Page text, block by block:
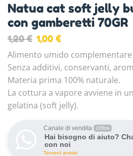
Natua cat soft jelly
con gamberetti 70GR
1,20€ 1,00 €
Alimento umido
Senza additivi, conservanti,
Materia prima 100% naturale.
La cottura a vapore avviene in
gelatina (soft jelly).
Canale di vendita Offline
Hai bisogno di aiuto?
con noi
Tornerò presto